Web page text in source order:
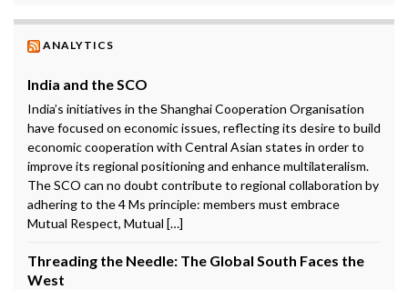
ANALYTICS
India and the SCO
India’s initiatives in the Shanghai Cooperation Organisation
have focused on economic issues, reflecting its desire to build
economic cooperation with Central Asian states in order to
improve its regional positioning and enhance multilateralism.
The SCO can no doubt contribute to regional collaboration by
adhering to the 4 Ms principle: members must embrace
Mutual Respect, Mutual […]
Threading the Needle: The Global South Faces the
West